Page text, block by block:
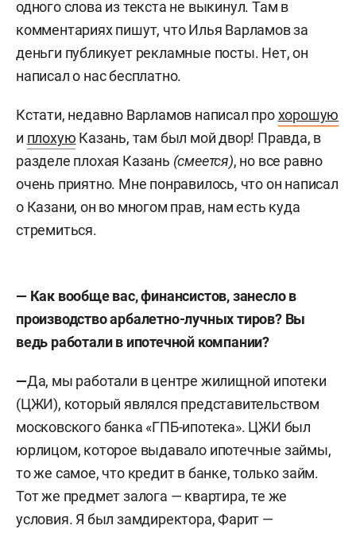
одного слова из текста не выкинул. Там в
комментариях пишут, что Илья Варламов за
деньги публикует рекламные посты. Нет, он
написал о нас бесплатно.
Кстати, недавно Варламов написал прохорошую
и плохую Казань, там был мой двор! Правда, в
разделе плохая Казань (смеется), но все равно
очень приятно. Мне понравилось, что он написал
о Казани, он во многом прав, нам есть куда
стремиться.
— Как вообще вас, финансистов, занесло в
производство арбалетно-лучных тиров? Вы
ведь работали в ипотечной компании?
—Да, мы работали в центре жилищной ипотеки
(ЦЖИ), который являлся представительством
московского банка «ГПБ-ипотека». ЦЖИ был
юрлицом, которое выдавало ипотечные займы,
то же самое, что кредит в банке, только займ.
Тот же предмет залога — квартира, те же
условия. Я был замдиректора, Фарит —